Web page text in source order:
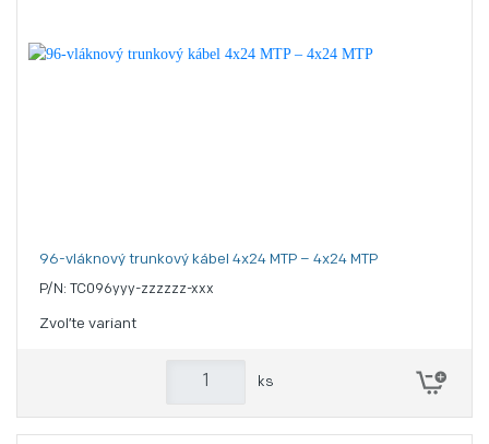
96-vláknový trunkový kábel 4x24 MTP – 4x24 MTP
P/N: TC096yyy-zzzzzz-xxx
Zvoľte variant
ks